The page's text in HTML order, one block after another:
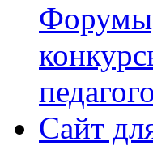
Сайт